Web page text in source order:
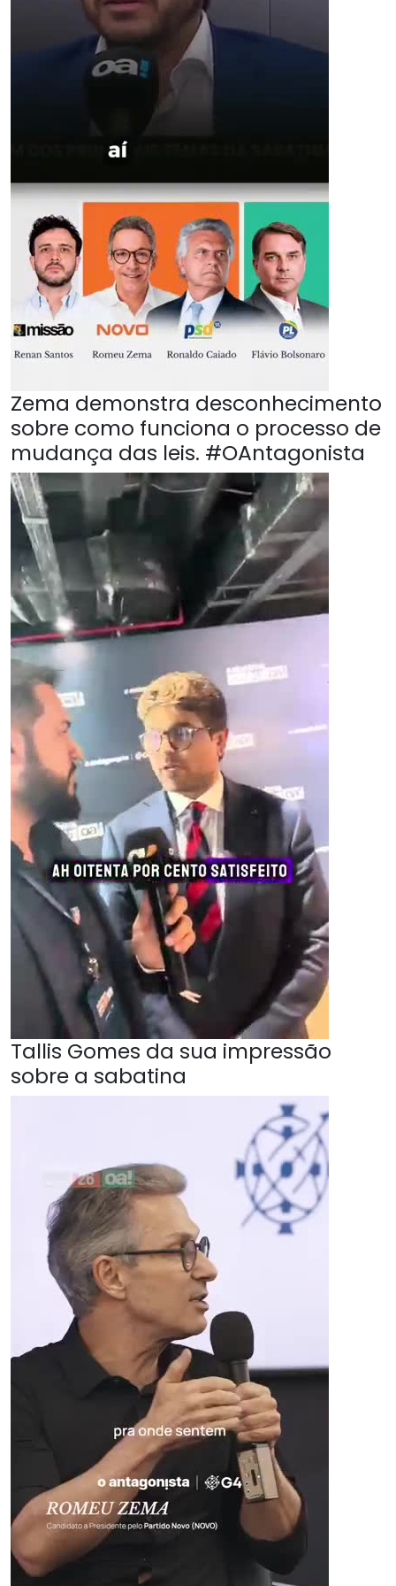
Zema demonstra desconhecimento
sobre como funciona o processo de
mudança das leis. #OAntagonista
Tallis Gomes da sua impressão
sobre a sabatina